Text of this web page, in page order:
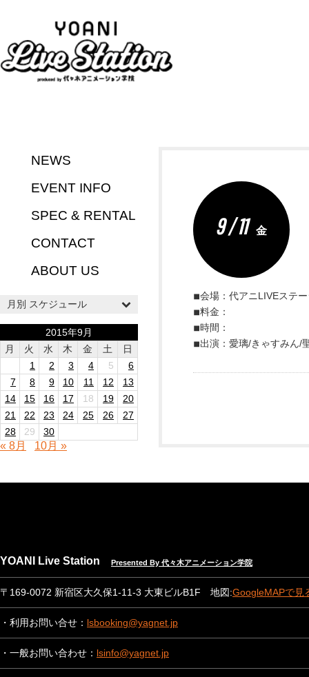
NEWS
EVENT INFO
SPEC & RENTAL
CONTACT
ABOUT US
月別 スケジュール
2015年9月
月
火 水 木 金 土
日
1
2 3 4 5
6
7
8 9 10 11 12
13
14
15 16 17 18 19
20
21
22 23 24 25 26
27
28
29 30
« 8月 10月 »
9 / 11 金
◾︎会場：代アニLIVEステ
◾︎料金：
◾︎時間：
◾︎出演：愛璃/きゃすみん/
YOANI Live Station Presented By 代々木アニメーション学院
〒169-0072 新宿区大久保1-11-3 大東ビルB1F 地図:GoogleMAPで見
・利用お問い合せ： lsbooking@yagnet.jp
・一般お問い合わせ： lsinfo@yagnet.jp